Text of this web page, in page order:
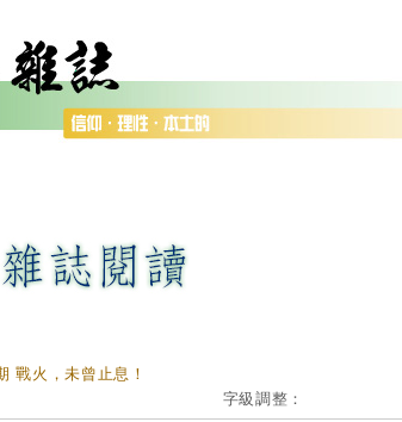
戰火，未曾止息！
字級調整：